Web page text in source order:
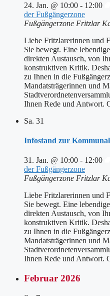
24. Jan. @ 10:00 - 12:00
der Fußgängerzone
Fußgängerzone Fritzlar
Liebe Fritzlarerinnen und
Sie bewegt. Eine
direkten Austausch, von
konstruktiven Kritik.
zu Ihnen in die
Mandatsträgerinnen und
Ihnen Rede und Antwort.
Sa. 31
Infostand zur
31. Jan. @ 10:00 - 12:00
der Fußgängerzone
Fußgängerzone Fritzlar
Liebe Fritzlarerinnen und
Sie bewegt. Eine
direkten Austausch, von
konstruktiven Kritik.
zu Ihnen in die
Mandatsträgerinnen und
Ihnen Rede und Antwort.
Februar 2026